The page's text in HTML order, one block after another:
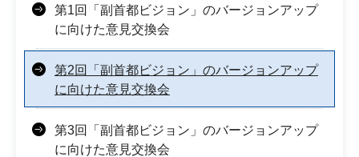
第1回「副首都ビジョン」のバージョンアップ
に向けた意見交換会
第2回「副首都ビジョン」のバージョンアップ
に向けた意見交換会
第3回「副首都ビジョン」のバージョンアップ
に向けた意見交換会